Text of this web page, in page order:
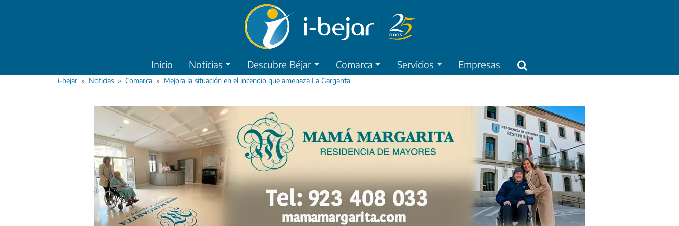
Inicio Noticias Descubre Béjar Comarca Servicios Empresas
i-bejar Noticias Comarca Mejora la situación en el incendio que amenaza La Garganta